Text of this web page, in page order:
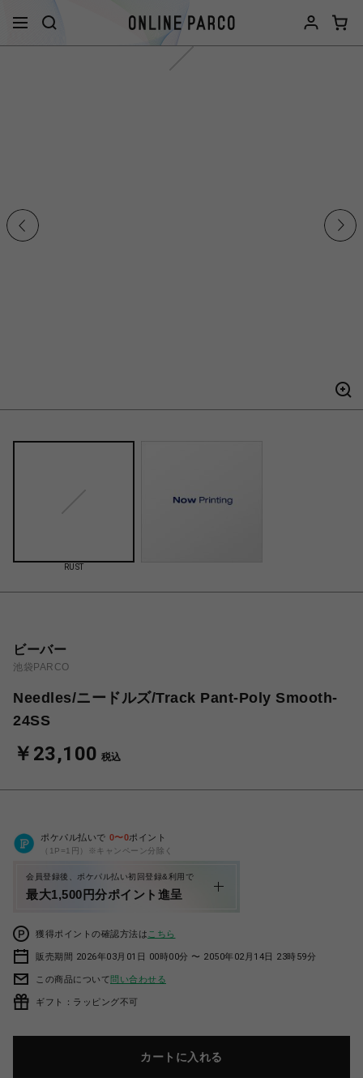
RUST
ビーバー
池袋PARCO
Needles/ニードルズ/Track Pant-Poly Smooth-
24SS
￥23,100 税込
ポケパル払いで 0〜0ポイント
（1P=1円）※キャンペーン分除く
会員登録後、ポケパル払い初回登録&利用で
最大1,500円分ポイント進呈
獲得ポイントの確認方法は こちら
販売期間 2026年03月01日 00時00分 〜 2050年02月14日 23時59分
この商品について問い合わせる
ギフト：ラッピング不可
カートに入れる